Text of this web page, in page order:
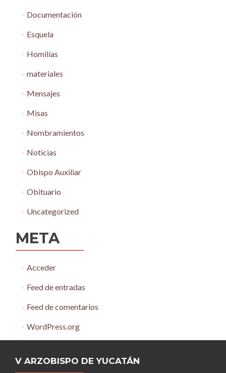
Documentación
Esquela
Homilías
materiales
Mensajes
Misas
Nombramientos
Noticias
Obispo Auxiliar
Obituario
Uncategorized
META
Acceder
Feed de entradas
Feed de comentarios
WordPress.org
V ARZOBISPO DE YUCATÁN